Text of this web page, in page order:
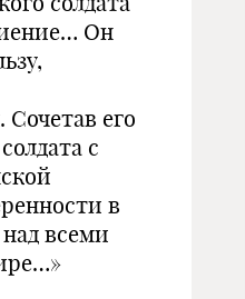
Он
его
с
в
всеми